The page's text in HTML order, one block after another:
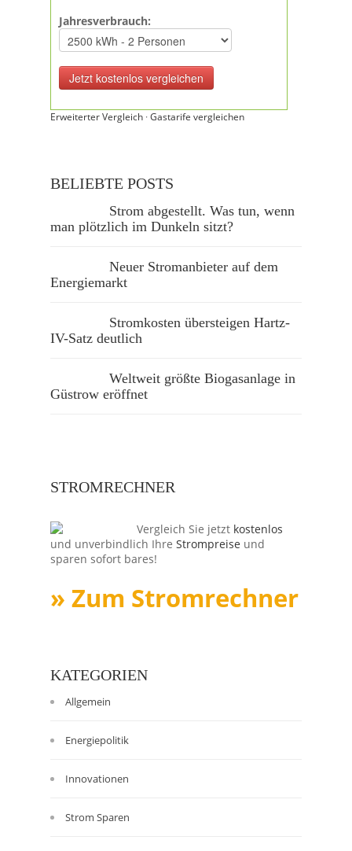
Jahresverbrauch:
Erweiterter Vergleich ·Gastarife vergleichen
BELIEBTE POSTS
Strom abgestellt. Was tun, wenn
man plötzlich im Dunkeln sitzt?
Neuer Stromanbieter auf dem
Energiemarkt
Stromkosten übersteigen Hartz-
IV-Satz deutlich
Weltweit größte Biogasanlage in
Güstrow eröffnet
STROMRECHNER
Vergleich Sie jetzt kostenlos
und unverbindlich Ihre Strompreise und
sparen sofort bares!
» Zum Stromrechner
KATEGORIEN
Allgemein
Energiepolitik
Innovationen
Strom Sparen